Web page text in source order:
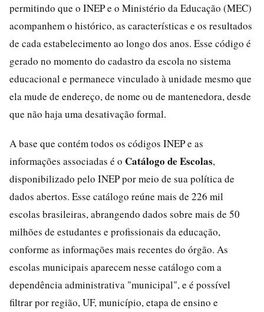
permitindo que o INEP e o Ministério da Educação (MEC)
acompanhem o histórico, as características e os resultados
de cada estabelecimento ao longo dos anos. Esse código é
gerado no momento do cadastro da escola no sistema
educacional e permanece vinculado à unidade mesmo que
ela mude de endereço, de nome ou de mantenedora, desde
que não haja uma desativação formal.
A base que contém todos os códigos INEP e as
informações associadas é o Catálogo de Escolas,
disponibilizado pelo INEP por meio de sua política de
dados abertos. Esse catálogo reúne mais de 226 mil
escolas brasileiras, abrangendo dados sobre mais de 50
milhões de estudantes e profissionais da educação,
conforme as informações mais recentes do órgão. As
escolas municipais aparecem nesse catálogo com a
dependência administrativa "municipal", e é possível
filtrar por região, UF, município, etapa de ensino e